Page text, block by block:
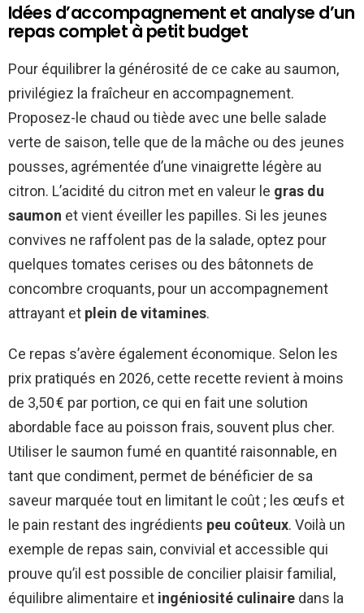
Idées d’accompagnement et analyse d’un
repas complet à petit budget
Pour équilibrer la générosité de ce cake au saumon,
privilégiez la fraîcheur en accompagnement.
Proposez-le chaud ou tiède avec une belle salade
verte de saison, telle que de la mâche ou des jeunes
pousses, agrémentée d’une vinaigrette légère au
citron. L’acidité du citron met en valeur le gras du
saumon et vient éveiller les papilles. Si les jeunes
convives ne raffolent pas de la salade, optez pour
quelques tomates cerises ou des bâtonnets de
concombre croquants, pour un accompagnement
attrayant et plein de vitamines.
Ce repas s’avère également économique. Selon les
prix pratiqués en 2026, cette recette revient à moins
de 3,50 € par portion, ce qui en fait une solution
abordable face au poisson frais, souvent plus cher.
Utiliser le saumon fumé en quantité raisonnable, en
tant que condiment, permet de bénéficier de sa
saveur marquée tout en limitant le coût ; les œufs et
le pain restant des ingrédients peu coûteux. Voilà un
exemple de repas sain, convivial et accessible qui
prouve qu’il est possible de concilier plaisir familial,
équilibre alimentaire et ingéniosité culinaire dans la